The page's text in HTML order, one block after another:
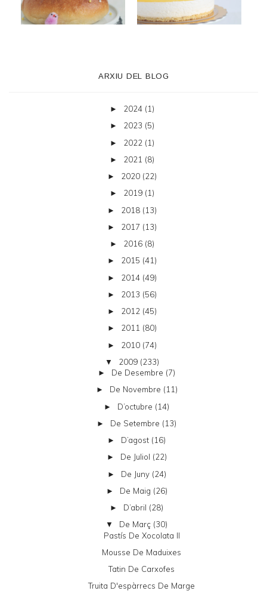
ARXIU DEL BLOG
► 2024 (1)
► 2023 (5)
► 2022 (1)
► 2021 (8)
► 2020 (22)
► 2019 (1)
► 2018 (13)
► 2017 (13)
► 2016 (8)
► 2015 (41)
► 2014 (49)
► 2013 (56)
► 2012 (45)
► 2011 (80)
► 2010 (74)
▼ 2009 (233)
► De Desembre (7)
► De Novembre (11)
► D’octubre (14)
► De Setembre (13)
► D’agost (16)
► De Juliol (22)
► De Juny (24)
► De Maig (26)
► D’abril (28)
▼ De Març (30)
Pastís De Xocolata II
Mousse De Maduixes
Tatin De Carxofes
Truita D'espàrrecs De Marge